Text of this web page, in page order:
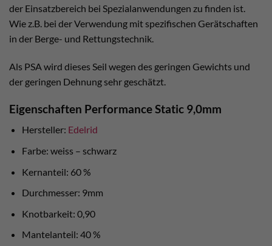
der Einsatzbereich bei Spezialanwendungen zu finden ist.
Wie z.B. bei der Verwendung mit spezifischen Gerätschaften
in der Berge- und Rettungstechnik.
Als PSA wird dieses Seil wegen des geringen Gewichts und
der geringen Dehnung sehr geschätzt.
Eigenschaften Performance Static 9,0mm
Hersteller: Edelrid
Farbe: weiss – schwarz
Kernanteil: 60 %
Durchmesser: 9mm
Knotbarkeit: 0,90
Mantelanteil: 40 %